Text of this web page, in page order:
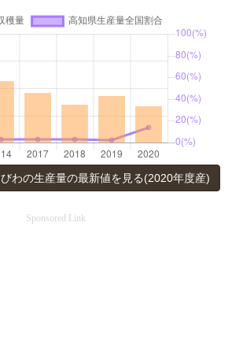
びわの生産量の最新値を見る(2020年度産)
Sponsored Link